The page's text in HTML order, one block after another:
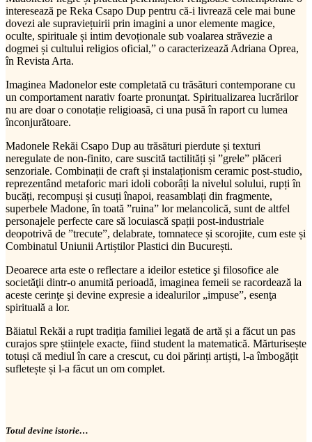
interesează pe Reka Csapo Dup pentru că-i livrează cele mai bune
dovezi ale supraviețuirii prin imagini a unor elemente magice,
oculte, spirituale și intim devoționale sub voalarea străvezie a
dogmei și cultului religios oficial,” o caracterizează Adriana Oprea,
în Revista Arta.
Imaginea Madonelor este completată cu trăsături contemporane cu
un comportament narativ foarte pronunţat. Spiritualizarea lucrărilor
nu are doar o conotație religioasă, ci una pusă în raport cu lumea
înconjurătoare.
Madonele Rekăi Csapo Dup au trăsături pierdute și texturi
neregulate de non-finito, care suscită tactilități și ”grele” plăceri
senzoriale. Combinații de craft și instalaționism ceramic post-studio,
reprezentând metaforic mari idoli coborâți la nivelul solului, rupți în
bucăți, recompuși și cusuți înapoi, reasamblați din fragmente,
superbele Madone, în toată ”ruina” lor melancolică, sunt de altfel
personajele perfecte care să locuiască spații post-industriale
deopotrivă de ”trecute”, delabrate, tomnatece și scorojite, cum este și
Combinatul Uniunii Artiștilor Plastici din București.
Deoarece arta este o reflectare a ideilor estetice şi filosofice ale
societăţii dintr-o anumită perioadă, imaginea femeii se racordează la
aceste cerinţe şi devine expresie a idealurilor „impuse”, esenţa
spirituală a lor.
Băiatul Rekăi a rupt tradiția familiei legată de artă și a făcut un pas
curajos spre științele exacte, fiind student la matematică. Mărturisește
totuși că mediul în care a crescut, cu doi părinți artiști, l-a îmbogățit
sufletește și l-a făcut un om complet.
Totul devine istorie…